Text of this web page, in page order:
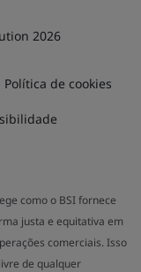
2026
Política de cookies
como o BSI fornece
justa e equitativa em
comerciais. Isso
de qualquer